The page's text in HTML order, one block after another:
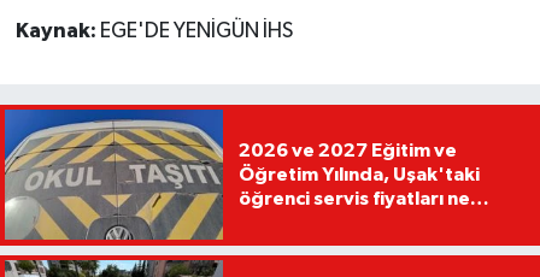
Kaynak: EGE'DE YENİGÜN İHS
2026 ve 2027 Eğitim ve
Öğretim Yılında, Uşak'taki
öğrenci servis fiyatları ne